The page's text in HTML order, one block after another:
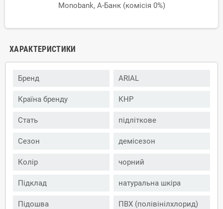
Monobank, А-Банк (комісія 0%)
ХАРАКТЕРИСТИКИ
Бренд ARIAL
Країна бренду КНР
Стать підліткове
Сезон демісезон
Колір чорний
Підклад натуральна шкіра
Підошва ПВХ (полівінілхлорид)